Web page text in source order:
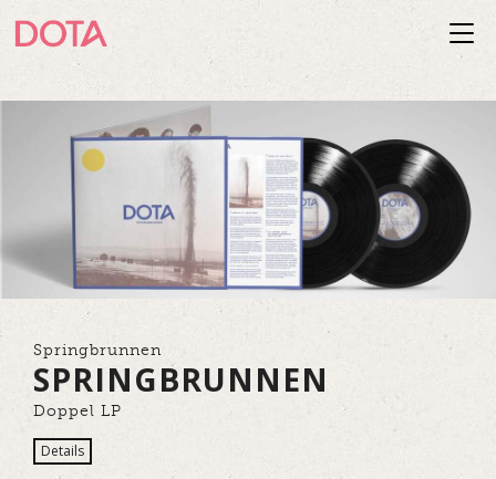
Springbrunnen
SPRINGBRUNNEN
Doppel LP
Details